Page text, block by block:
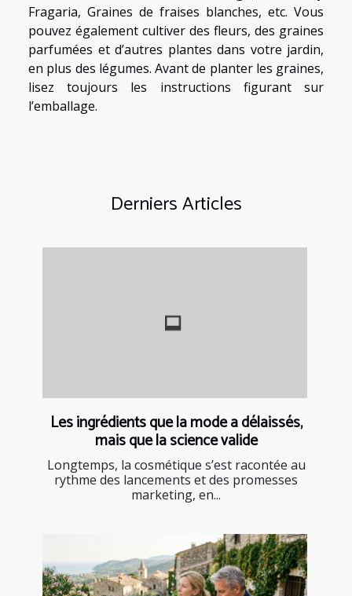
Fragaria, Graines de fraises blanches, etc. Vous
pouvez également cultiver des fleurs, des graines
parfumées et d’autres plantes dans votre jardin,
en plus des légumes. Avant de planter les graines,
lisez toujours les instructions figurant sur
l’emballage.
Derniers Articles
Les ingrédients que la mode a délaissés,
mais que la science valide
Longtemps, la cosmétique s’est racontée au
rythme des lancements et des promesses
marketing, en...